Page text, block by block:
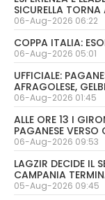
SICURELLA
06-Aug-2026 06:22
COPPA ITALIA:
06-Aug-2026 05:01
UFFICIALE:
AFRAGOLESE,
06-Aug-2026 01:45
ALLE ORE 13 I
PAGANESE VERSO
06-Aug-2026 09:53
LAGZIR DECIDE IL
CAMPANIA
05-Aug-2026 09:45